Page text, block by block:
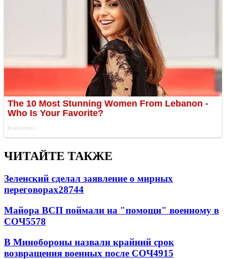
ЧИТАЙТЕ ТАКЖЕ
Зеленский сделал заявление о мирных
переговорах28744
Майора ВСП поймали на "помощи" военному в
СОЧ5578
В Минобороны назвали крайний срок
возвращения военных после СОЧ4915